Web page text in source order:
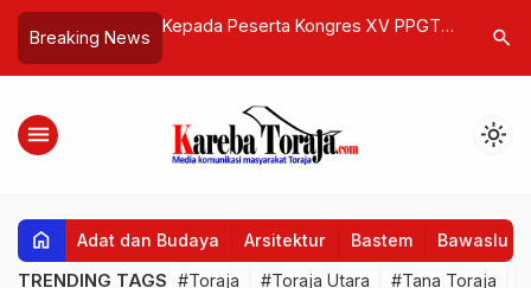
Breaking News
Soal Disrubsi
Gerejawi
Ratusan Penyandang Disabilitas di
Juta
Tana
search
menu light_mode
home Adat dan Budaya Arsitektur Bastem Bawaslu
TRENDING TAGS #Toraja #Toraja Utara #Tana Toraja